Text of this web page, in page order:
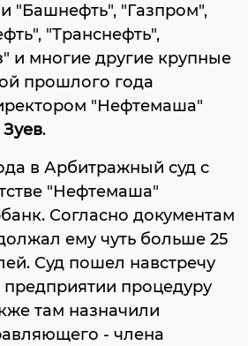
"Башнефть", "Газпром",
"Транснефть",
и многие другие крупные
прошлого года
"Нефтемаша"
.
в Арбитражный суд с
"Нефтемаша"
Согласно документам
ему чуть больше 25
Суд пошел навстречу
процедуру
там назначили
- члена